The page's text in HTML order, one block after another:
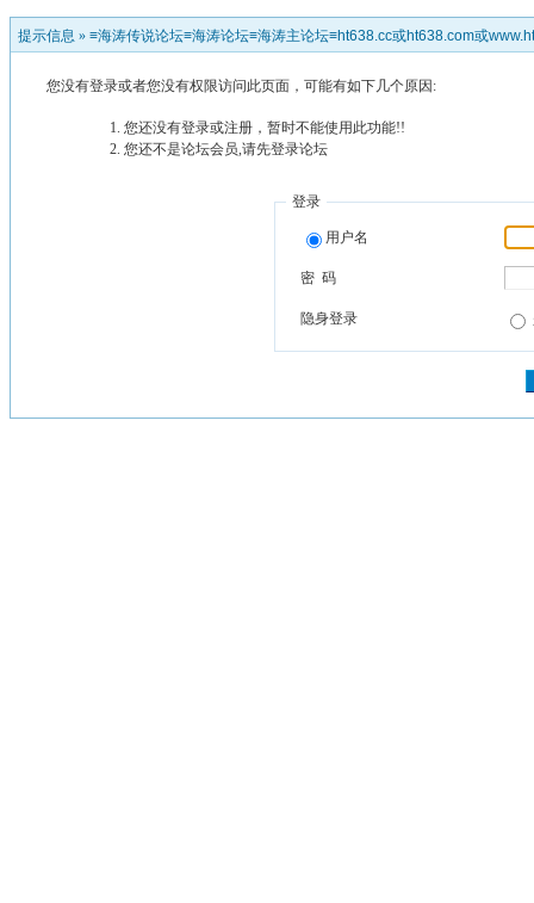
提示信息 » ≡海涛传说论坛≡海涛论坛≡海涛主论坛≡ht638.cc或ht638.com或
您没有登录或者您没有权限访问此页面，可能有如下几个原因:
您还没有登录或注册，暂时不能使用此功能!!
您还不是论坛会员,请先登录论坛
登录
用户名
密 码
隐身登录